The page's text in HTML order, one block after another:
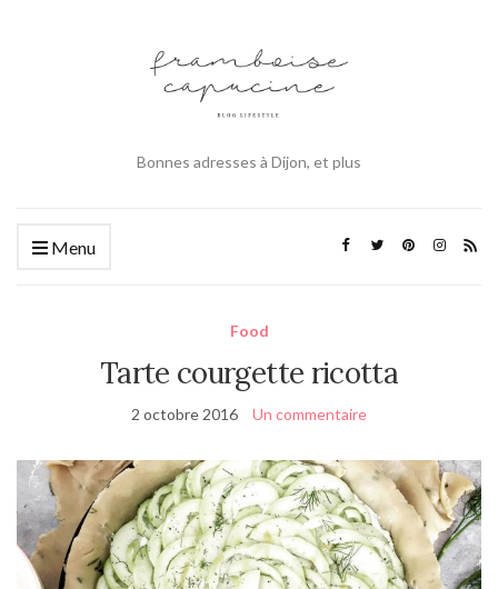
Bonnes adresses à Dijon, et plus
Menu
Food
Tarte courgette ricotta
2 octobre 2016 Un commentaire